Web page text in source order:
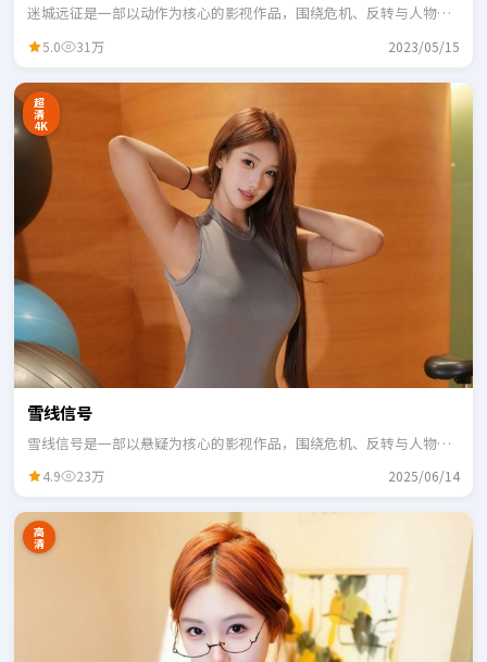
迷城远征是一部以动作为核心的影视作品，围绕危机、反转与人物成
5.0 31万 2023/05/15
超
清
4K
雪线信号
雪线信号是一部以悬疑为核心的影视作品，围绕危机、反转与人物成
4.9 23万 2025/06/14
高
清